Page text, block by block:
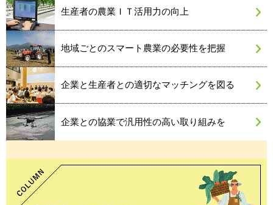
生産者の農業ＩＴ活用力の向上
地域ごとのスマート農業の必要性を把握
企業と生産者との適切なマッチングを図る
企業との協業で汎用性の高い取り組みを